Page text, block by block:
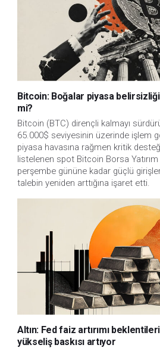
Bitcoin: Boğalar piyasa
mi?
Bitcoin (BTC) dirençli kalmayı
65.000$ seviyesinin üzerinde işlem
piyasa havasına rağmen kritik
listelenen spot Bitcoin Borsa Yatırım
perşembe gününe kadar güçlü
talebin yeniden arttığına işaret etti.
Altın: Fed faiz artırımı
yükseliş baskısı artıyor